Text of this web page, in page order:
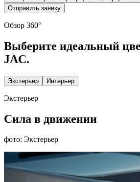
Отправить заявку
Обзор 360°
Выберите идеальный
JAC.
Экстерьер Интерьер
Экстерьер
Сила в движении
фото: Экстерьер